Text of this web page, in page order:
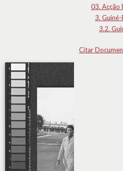
03. Acção
3. Guiné-
3.2.
Citar